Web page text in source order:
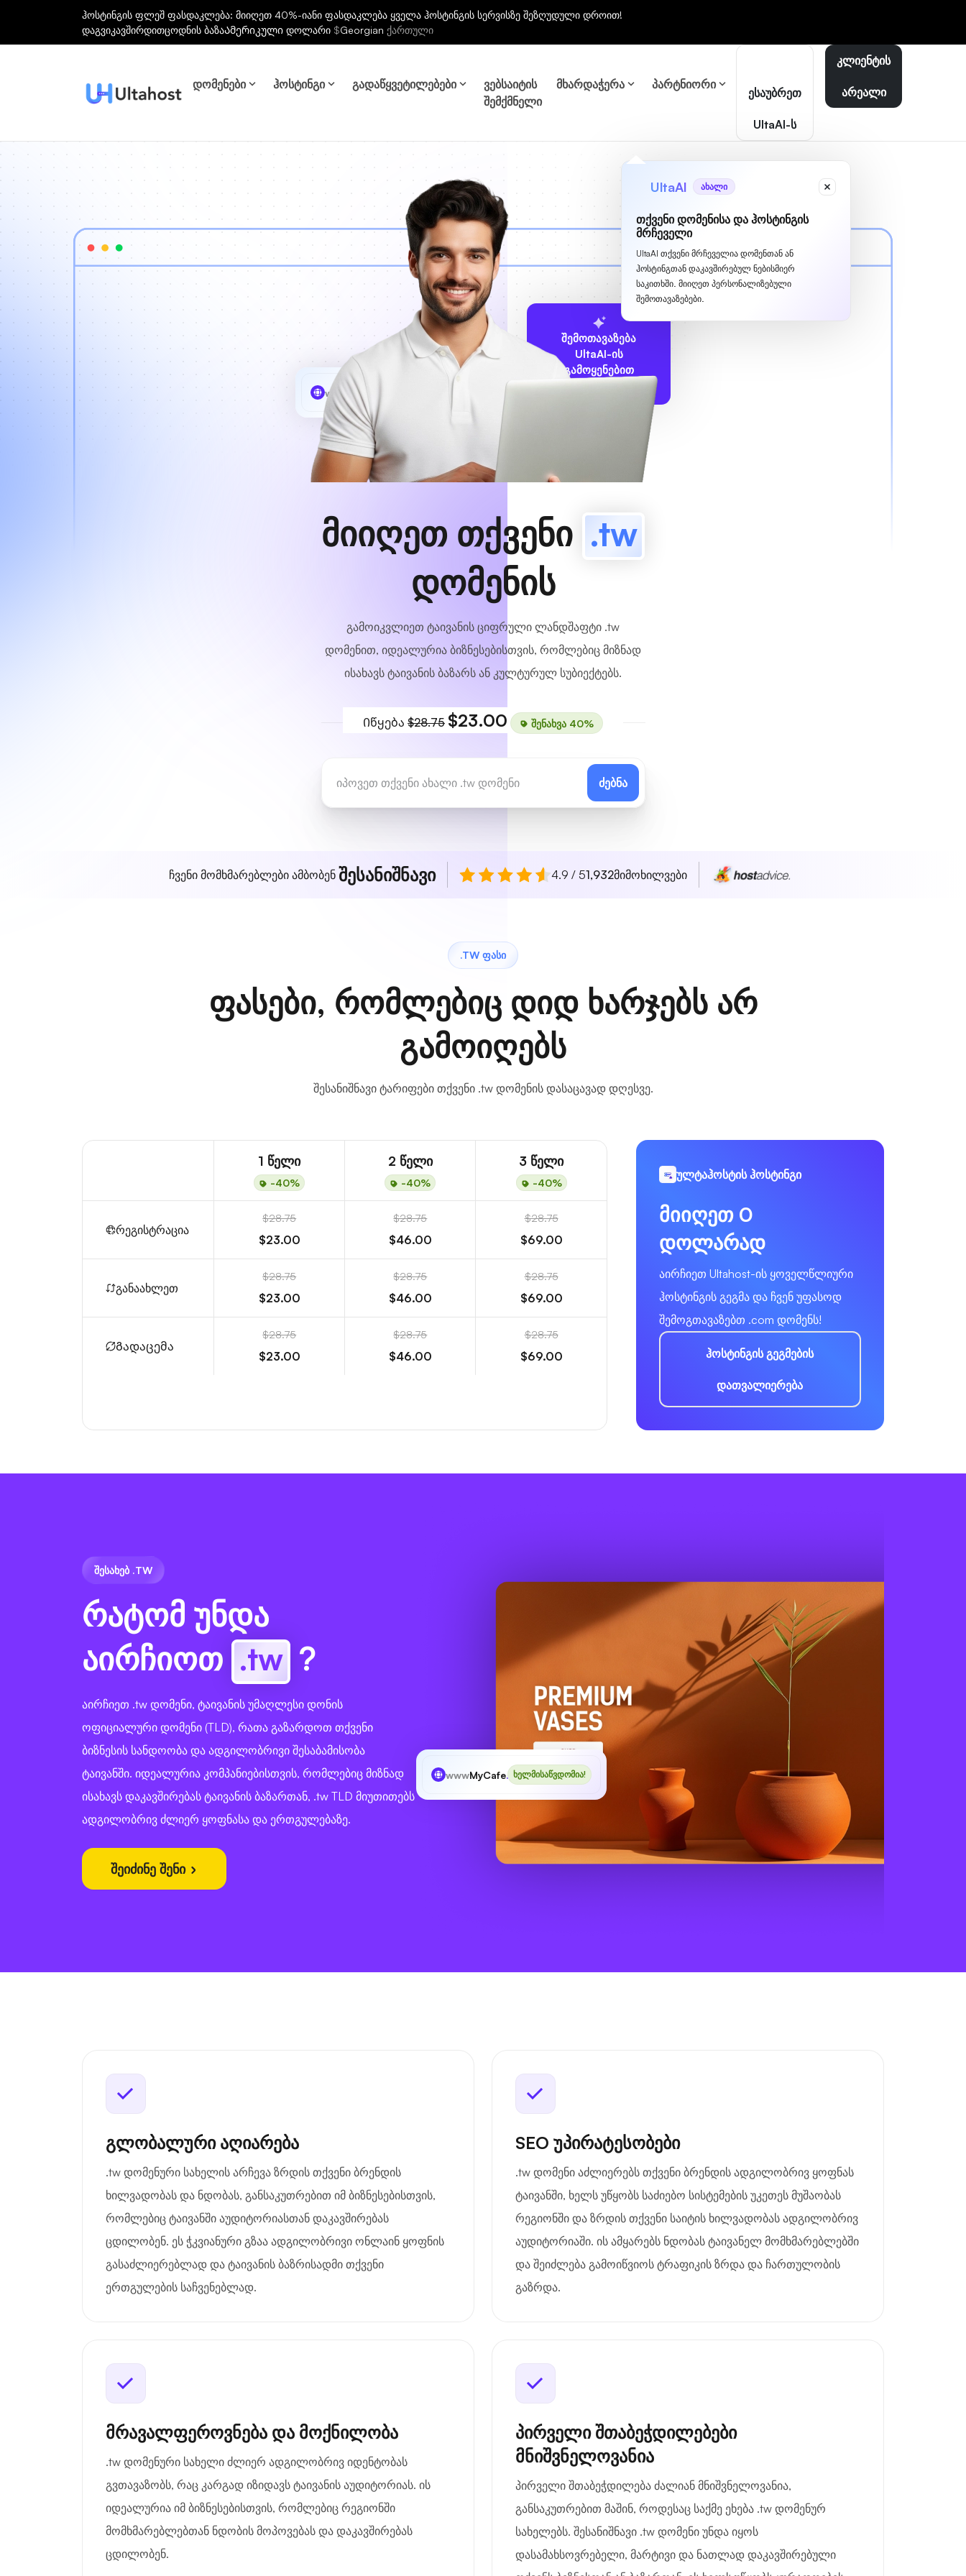
ჰოსტინგის ფლეშ ფასდაკლება: მიიღეთ 40%-იანი ფასდაკლება ყველა ჰოსტინგის სერვისზე შეზღუდული დროით!
დაგვიკავშირდითცოდნის ბაზაᲐმერიკული დოლარი $Georgian ქართული
დომენები ჰოსტინგი გადაწყვეტილებები
ვებსაიტის
შემქმნელი
მხარდაჭერა პარტნიორი
ესაუბრეთ
UltaAI-ს
UltaAI ახალი
თქვენი დომენისა და ჰოსტინგის
მრჩეველი
UltaAI თქვენი მრჩეველია დომენთან ან
ჰოსტინგთან დაკავშირებულ ნებისმიერ
საკითხში. მიიღეთ პერსონალიზებული
შემოთავაზებები.
კლიენტის
არეალი
შემოთავაზება
UltaAI-ის
გამოყენებით
www MyCafe
მიიღეთ თქვენი .tw
დომენის
გამოიკვლიეთ ტაივანის ციფრული ლანდშაფტი .tw
დომენით, იდეალურია ბიზნესებისთვის, რომლებიც მიზნად
ისახავს ტაივანის ბაზარს ან კულტურულ სუბიექტებს.
Იწყება $28.75 $23.00 შენახვა 40%
ძებნა
ჩვენი მომხმარებლები ამბობენ შესანიშნავი 4.9 / 51,932მიმოხილვები
.TW ᲤᲐᲡᲘ
ფასები, რომლებიც დიდ ხარჯებს არ
გამოიღებს
შესანიშნავი ტარიფები თქვენი .tw დომენის დასაცავად დღესვე.
1 წელი
-40%
2 წელი
-40%
3 წელი
-40%
რეგისტრაცია
$28.75
$23.00
$28.75
$46.00
$28.75
$69.00
განაახლეთ
$28.75
$23.00
$28.75
$46.00
$28.75
$69.00
Გადაცემა
$28.75
$23.00
$28.75
$46.00
$28.75
$69.00
ულტაჰოსტის ჰოსტინგი
მიიღეთ 0
დოლარად
აირჩიეთ Ultahost-ის ყოველწლიური
ჰოსტინგის გეგმა და ჩვენ უფასოდ
შემოგთავაზებთ .com დომენს!
ჰოსტინგის გეგმების
დათვალიერება
ᲨᲔᲡᲐᲮᲔᲑ .TW
რატომ უნდა
აირჩიოთ .tw ?
აირჩიეთ .tw დომენი, ტაივანის უმაღლესი დონის
ოფიციალური დომენი (TLD), რათა გაზარდოთ თქვენი
ბიზნესის სანდოობა და ადგილობრივი შესაბამისობა
ტაივანში. იდეალურია კომპანიებისთვის, რომლებიც მიზნად
ისახავს დაკავშირებას ტაივანის ბაზართან, .tw TLD მიუთითებს
ადგილობრივ ძლიერ ყოფნასა და ერთგულებაზე.
შეიძინე შენი
wwwMyCafe.twხელმისაწვდომია!
გლობალური აღიარება
.tw დომენური სახელის არჩევა ზრდის თქვენი ბრენდის
ხილვადობას და ნდობას, განსაკუთრებით იმ ბიზნესებისთვის,
რომლებიც ტაივანში აუდიტორიასთან დაკავშირებას
ცდილობენ. ეს ჭკვიანური გზაა ადგილობრივი ონლაინ ყოფნის
გასაძლიერებლად და ტაივანის ბაზრისადმი თქვენი
ერთგულების საჩვენებლად.
SEO უპირატესობები
.tw დომენი აძლიერებს თქვენი ბრენდის ადგილობრივ ყოფნას
ტაივანში, ხელს უწყობს საძიებო სისტემების უკეთეს მუშაობას
რეგიონში და ზრდის თქვენი საიტის ხილვადობას ადგილობრივ
აუდიტორიაში. ის ამყარებს ნდობას ტაივანელ მომხმარებლებში
და შეიძლება გამოიწვიოს ტრაფიკის ზრდა და ჩართულობის
გაზრდა.
მრავალფეროვნება და მოქნილობა
.tw დომენური სახელი ძლიერ ადგილობრივ იდენტობას
გვთავაზობს, რაც კარგად იზიდავს ტაივანის აუდიტორიას. ის
იდეალურია იმ ბიზნესებისთვის, რომლებიც რეგიონში
მომხმარებლებთან ნდობის მოპოვებას და დაკავშირებას
ცდილობენ.
პირველი შთაბეჭდილებები
მნიშვნელოვანია
პირველი შთაბეჭდილება ძალიან მნიშვნელოვანია,
განსაკუთრებით მაშინ, როდესაც საქმე ეხება .tw დომენურ
სახელებს. შესანიშნავი .tw დომენი უნდა იყოს
დასამახსოვრებელი, მარტივი და ნათლად დაკავშირებული